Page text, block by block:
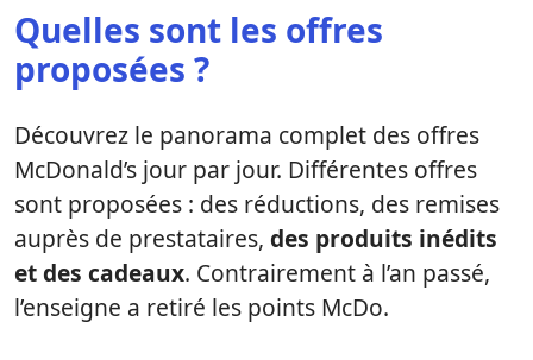
Quelles sont les offres
proposées ?
Découvrez le panorama complet des offres
McDonald’s jour par jour. Différentes offres
sont proposées : des réductions, des remises
auprès de prestataires, des produits inédits
et des cadeaux. Contrairement à l’an passé,
l’enseigne a retiré les points McDo.